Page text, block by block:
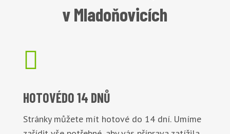
v Mladoňovicích

HOTOVÉDO 14 DNŮ
Stránky můžete mít hotové do 14 dní. Umíme